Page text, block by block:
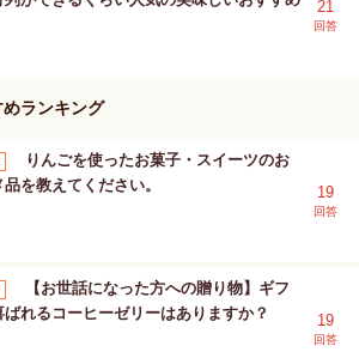
21
回答
ランキング
りんごを使ったお菓子・スイーツのお
品を教えてください。
19
回答
【お世話になった方への贈り物】ギフ
ばれるコーヒーゼリーはありますか？
19
回答